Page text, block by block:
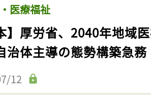
医療福祉
】厚労省、2040年地域
治体主導の態勢構築急務
12